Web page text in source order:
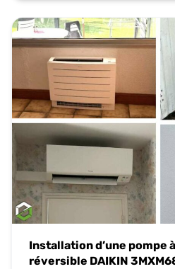
Installation d’une pompe
réversible DAIKIN